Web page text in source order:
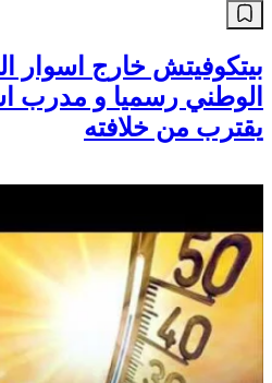
بيتكوفيتش خارج اسوار
الوطني رسميا و مدرب
يقترب من خلافته